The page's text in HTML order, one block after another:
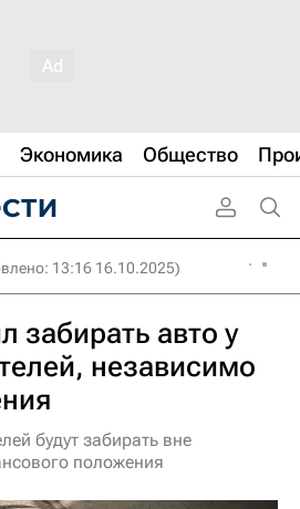
Экономика Общество
13:16 16.10.2025)
забирать авто у
независимо
будут забирать вне
положения